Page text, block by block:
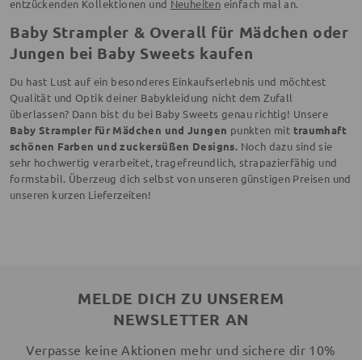
entzückenden Kollektionen und Neuheiten einfach mal an.
Baby Strampler & Overall für Mädchen oder
Jungen bei Baby Sweets kaufen
Du hast Lust auf ein besonderes Einkaufserlebnis und möchtest
Qualität und Optik deiner Babykleidung nicht dem Zufall
überlassen? Dann bist du bei Baby Sweets genau richtig! Unsere
Baby Strampler für Mädchen und Jungen punkten mit traumhaft
schönen Farben und zuckersüßen Designs. Noch dazu sind sie
sehr hochwertig verarbeitet, tragefreundlich, strapazierfähig und
formstabil. Überzeug dich selbst von unseren günstigen Preisen und
unseren kurzen Lieferzeiten!
MELDE DICH ZU UNSEREM
NEWSLETTER AN
Verpasse keine Aktionen mehr und sichere dir 10%